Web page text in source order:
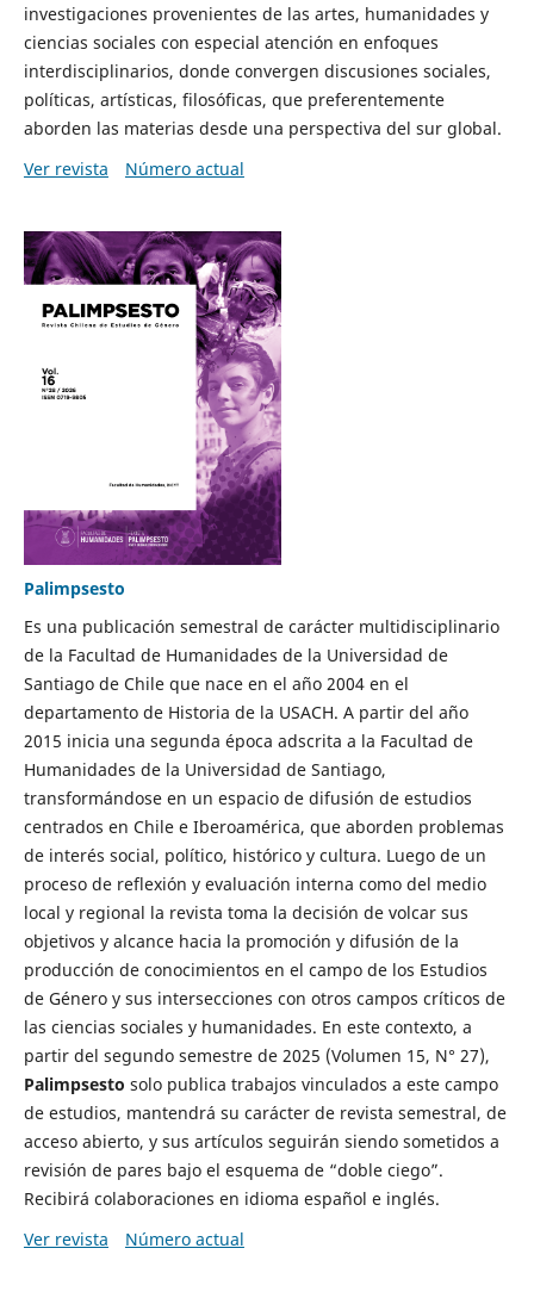
investigaciones provenientes de las artes, humanidades y
ciencias sociales con especial atención en enfoques
interdisciplinarios, donde convergen discusiones sociales,
políticas, artísticas, filosóficas, que preferentemente
aborden las materias desde una perspectiva del sur global.
Ver revista
Número actual
Palimpsesto
Es una publicación semestral de carácter multidisciplinario
de la Facultad de Humanidades de la Universidad de
Santiago de Chile que nace en el año 2004 en el
departamento de Historia de la USACH. A partir del año
2015 inicia una segunda época adscrita a la Facultad de
Humanidades de la Universidad de Santiago,
transformándose en un espacio de difusión de estudios
centrados en Chile e Iberoamérica, que aborden problemas
de interés social, político, histórico y cultura. Luego de un
proceso de reflexión y evaluación interna como del medio
local y regional la revista toma la decisión de volcar sus
objetivos y alcance hacia la promoción y difusión de la
producción de conocimientos en el campo de los Estudios
de Género y sus intersecciones con otros campos críticos de
las ciencias sociales y humanidades. En este contexto, a
partir del segundo semestre de 2025 (Volumen 15, N° 27),
Palimpsesto solo publica trabajos vinculados a este campo
de estudios, mantendrá su carácter de revista semestral, de
acceso abierto, y sus artículos seguirán siendo sometidos a
revisión de pares bajo el esquema de “doble ciego”.
Recibirá colaboraciones en idioma español e inglés.
Ver revista
Número actual